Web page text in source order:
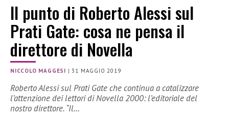
Il punto di Roberto Alessi sul
Prati Gate: cosa ne pensa il
direttore di Novella
NICCOLO MAGGESI |31 MAGGIO 2019
Roberto Alessi sul Prati Gate che continua a catalizzare
l’attenzione dei lettori di Novella 2000: l’editoriale del
nostro direttore. “Il…